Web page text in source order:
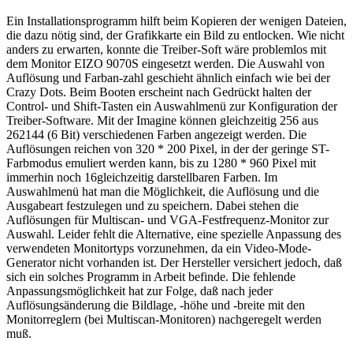
Ein Installationsprogramm hilft beim Kopieren der wenigen Dateien,
die dazu nötig sind, der Grafikkarte ein Bild zu entlocken. Wie nicht
anders zu erwarten, konnte die Treiber-Soft wäre problemlos mit
dem Monitor EIZO 9070S eingesetzt werden. Die Auswahl von
Auflösung und Farban-zahl geschieht ähnlich einfach wie bei der
Crazy Dots. Beim Booten erscheint nach Gedrückt halten der
Control- und Shift-Tasten ein Auswahlmenü zur Konfiguration der
Treiber-Software. Mit der Imagine können gleichzeitig 256 aus
262144 (6 Bit) verschiedenen Farben angezeigt werden. Die
Auflösungen reichen von 320 * 200 Pixel, in der der geringe ST-
Farbmodus emuliert werden kann, bis zu 1280 * 960 Pixel mit
immerhin noch 16gleichzeitig darstellbaren Farben. Im
Auswahlmenü hat man die Möglichkeit, die Auflösung und die
Ausgabeart festzulegen und zu speichern. Dabei stehen die
Auflösungen für Multiscan- und VGA-Festfrequenz-Monitor zur
Auswahl. Leider fehlt die Alternative, eine spezielle Anpassung des
verwendeten Monitortyps vorzunehmen, da ein Video-Mode-
Generator nicht vorhanden ist. Der Hersteller versichert jedoch, daß
sich ein solches Programm in Arbeit befinde. Die fehlende
Anpassungsmöglichkeit hat zur Folge, daß nach jeder
Auflösungsänderung die Bildlage, -höhe und -breite mit den
Monitorreglern (bei Multiscan-Monitoren) nachgeregelt werden
muß.